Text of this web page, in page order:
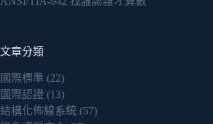
文章分類
國際標準 (22)
國際認證 (13)
結構化佈線系統 (57)